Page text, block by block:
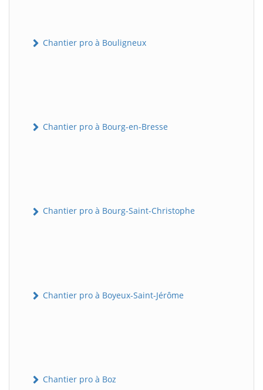
Chantier pro à Bouligneux
Chantier pro à Bourg-en-Bresse
Chantier pro à Bourg-Saint-Christophe
Chantier pro à Boyeux-Saint-Jérôme
Chantier pro à Boz